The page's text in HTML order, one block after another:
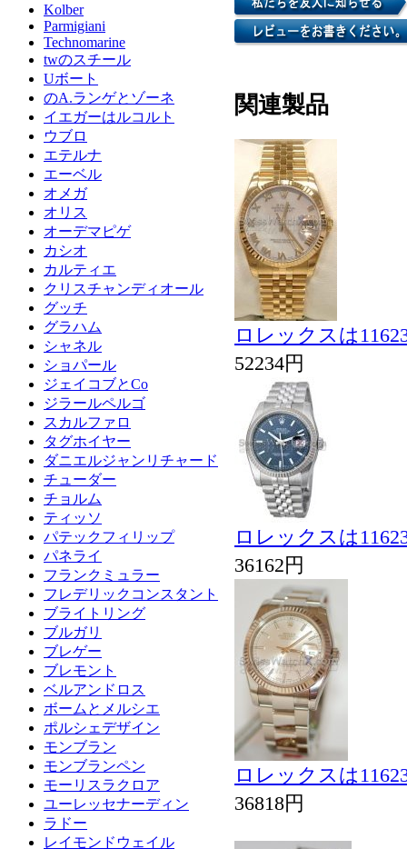
Kolber
Parmigiani
Technomarine
twのスチール
Uボート
のA.ランゲとゾーネ
イエガーはルコルト
ウブロ
エテルナ
エーベル
オメガ
オリス
オーデマピゲ
カシオ
カルティエ
クリスチャンディオール
グッチ
グラハム
シャネル
ショパール
ジェイコブとCo
ジラールペルゴ
スカルファロ
タグホイヤー
ダニエルジャンリチャード
チューダー
チョルム
ティッソ
パテックフィリップ
パネライ
フランクミュラー
フレデリックコンスタント
ブライトリング
ブルガリ
ブレゲー
ブレモント
ベルアンドロス
ボームとメルシエ
ポルシェデザイン
モンブラン
モンブランペン
モーリスラクロア
ユーレッセナーディン
ラドー
レイモンドウェイル
関連製品
ロレックスは
52234円
ロレックスは
36162円
ロレックスは
36818円